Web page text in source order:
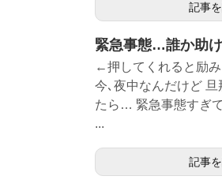
記事
緊急事態…誰か助
←押してくれると励
今､夜中なんだけど
たら… 緊急事態すぎ
...
記事